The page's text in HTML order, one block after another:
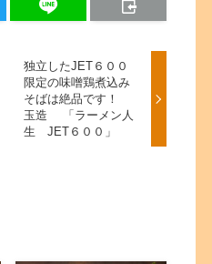
独立したJET６００
限定の味噌鶏煮込み
そばは絶品です！
玉造 「ラーメン人
生 JET６００」